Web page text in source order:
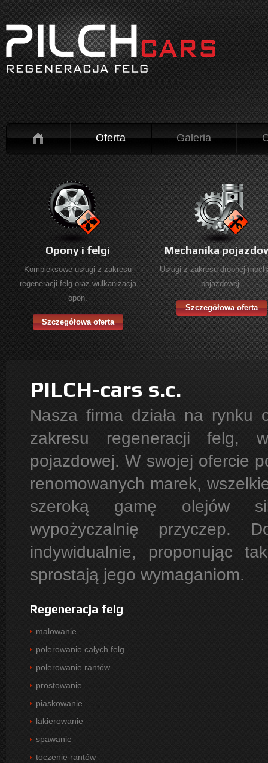
Oferta Galeria
Opony i felgi
Kompleksowe usługi z zakresu
regeneracji felg oraz wulkanizacja
opon.
Szczegółowa oferta
Mechanika
Usługi z zakresu drobnej
pojazdowej.
Szczegółowa oferta
PILCH-cars s.c.
Nasza firma działa na rynku
zakresu regeneracji felg,
pojazdowej. W swojej ofercie
renomowanych marek,
szeroką gamę olejów
wypożyczalnię przyczep.
indywidualnie, proponując
sprostają jego wymaganiom.
Regeneracja felg
malowanie
polerowanie całych felg
polerowanie rantów
prostowanie
piaskowanie
lakierowanie
spawanie
toczenie rantów